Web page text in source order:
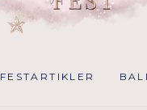
FESTARTIKLER